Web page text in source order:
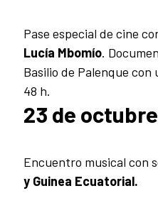
Pase especial de cine
Lucía Mbomío.
Basilio de Palenque
48 h.
23 de octubre
Encuentro musical con
y Guinea Ecuatorial.